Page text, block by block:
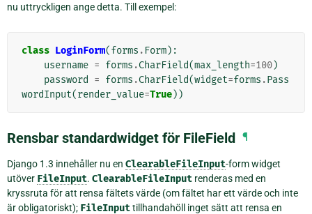
nu uttryckligen ange detta. Till exempel:
class LoginForm(forms . Form):
username = forms .CharField(max_length=100)
password
= forms .CharField(widget=forms .Pass
wordInput(render_value=True))
Rensbar standardwidget för FileField ¶
Django 1.3 innehåller nu en ClearableFileInput-form widget
utöver FileInput. ClearableFileInput renderas med en
kryssruta för att rensa fältets värde (om fältet har ett värde och inte
är obligatoriskt); FileInputtillhandahöll inget sätt att rensa en